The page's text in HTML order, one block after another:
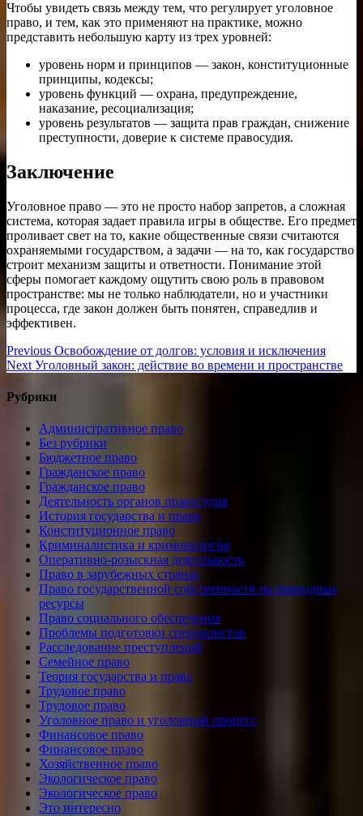
Чтобы увидеть связь между тем, что регулирует уголовное
право, и тем, как это применяют на практике, можно
представить небольшую карту из трех уровней:
уровень норм и принципов — закон, конституционные
принципы, кодексы;
уровень функций — охрана, предупреждение,
наказание, ресоциализация;
уровень результатов — защита прав граждан, снижение
преступности, доверие к системе правосудия.
Заключение
Уголовное право — это не просто набор запретов, а сложная
система, которая задает правила игры в обществе. Его предмет
проливает свет на то, какие общественные связи считаются
охраняемыми государством, а задачи — на то, как государство
строит механизм защиты и ответности. Понимание этой
сферы помогает каждому ощутить свою роль в правовом
пространстве: мы не только наблюдатели, но и участники
процесса, где закон должен быть понятен, справедлив и
эффективен.
Навигация
по
записям
Previous Previous
post:
Освобождение от долгов: условия и исключения
Next Next
Уголовный закон: действие во времени и пространстве
Рубрики
Административное право
Без рубрики
Бюджетное право
Гражданское право
Гражданское право
Деятельность органов правосудия
История государства и права
Конституционное право
Криминалистика и криминология
Оперативно-розыскная деятельность
Право в зарубежных странах
Право государственной собственности на природные
ресурсы
Право социального обеспечения
Проблемы подготовки специалистов
Расследование преступлений
Семейное право
Теория государства и права
Трудовое право
Трудовое право
Уголовное право и уголовный процесс
Финансовое право
Финансовое право
Хозяйственное право
Экологическое право
Экологическое право
Это интересно